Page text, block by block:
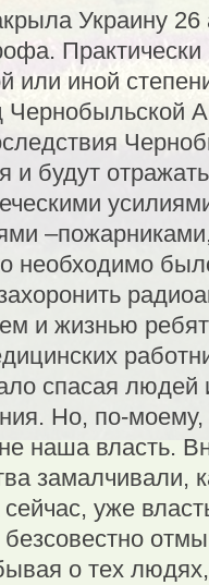
Украину 26
или иной
Чернобыльской
и будут
необходимо
и жизнью
спасая людей
Но, по-
наша власть.
замалчивали,
уже
о тех